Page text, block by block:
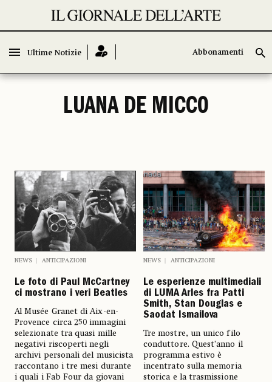
Ultime Notizie Abbonamenti
Ultime Notizie Abbonamenti
LUANA DE MICCO
NEWS ANTICIPAZIONI
Le foto di Paul McCartney
ci mostrano i veri Beatles
Al Musée Granet di Aix-en-
Provence circa 250 immagini
selezionate tra quasi mille
negativi riscoperti negli
archivi personali del musicista
raccontano i tre mesi durante
i quali i Fab Four da giovani
NEWS ANTICIPAZIONI
Le esperienze multimediali
di LUMA Arles fra Patti
Smith, Stan Douglas e
Saodat Ismailova
Tre mostre, un unico filo
conduttore. Quest’anno il
programma estivo è
incentrato sulla memoria
storica e la trasmissione